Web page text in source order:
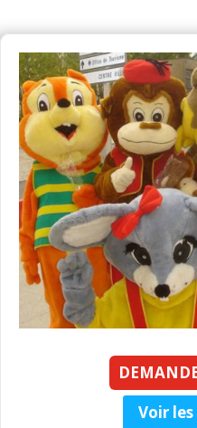
Voir